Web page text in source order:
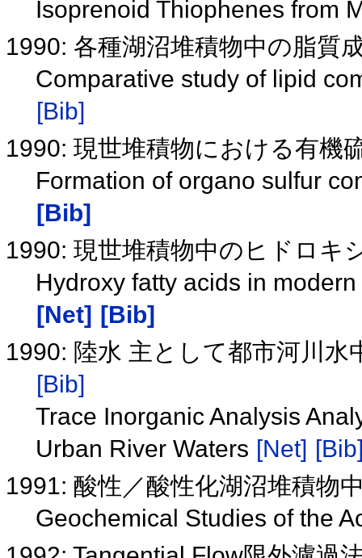
Isoprenoid Thiophenes from
1990: 各種湖沼堆積物中の脂質
Comparative study of lipid
[Bib]
1990: 現世堆積物における有機
Formation of organo sulfur
[Bib]
1990: 現世堆積物中のヒドロキ
Hydroxy fatty acids in
[Net] [Bib]
1990: 陸水 主として都市河川
[Bib]
Trace Inorganic Analysis
Urban River Waters [Net]
1991: 酸性／酸性化湖沼堆積物
Geochemical Studies of the